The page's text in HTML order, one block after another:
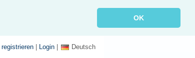
OK
| Login | Deutsch